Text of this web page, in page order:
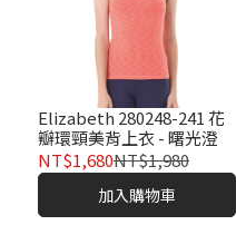
Elizabeth 280248-241 花
瓣環頸美背上衣 - 曙光澄
NT$1,680NT$1,980
加入購物車